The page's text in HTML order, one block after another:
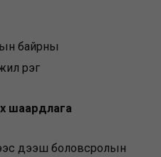
байрны
үүрэг
шаардлага
дээш боловсролын